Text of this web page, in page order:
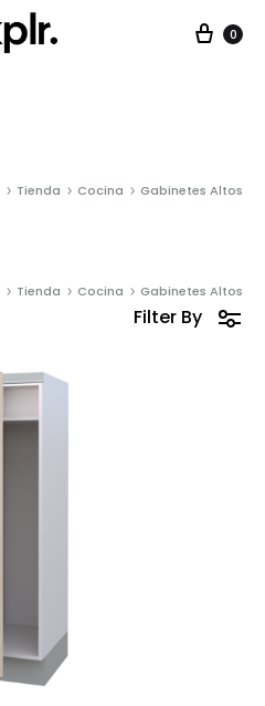
0
Tienda Cocina Gabinetes Altos
Tienda Cocina Gabinetes Altos
Filter By